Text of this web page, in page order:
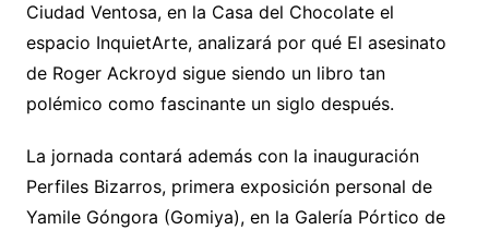
Ciudad Ventosa, en la Casa del Chocolate el
espacio InquietArte, analizará por qué El asesinato
de Roger Ackroyd sigue siendo un libro tan
polémico como fascinante un siglo después.
La jornada contará además con la inauguración
Perfiles Bizarros, primera exposición personal de
Yamile Góngora (Gomiya), en la Galería Pórtico de